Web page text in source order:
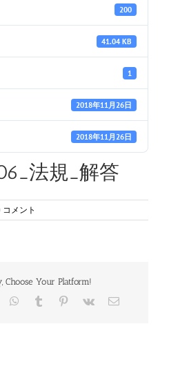
200
41.04 KB
1
2018年11月26日
2018年11月26日
法規_解答
コメント
Choose Your Platform!
WhatsApp
Tumblr Pinterest
Vk
電